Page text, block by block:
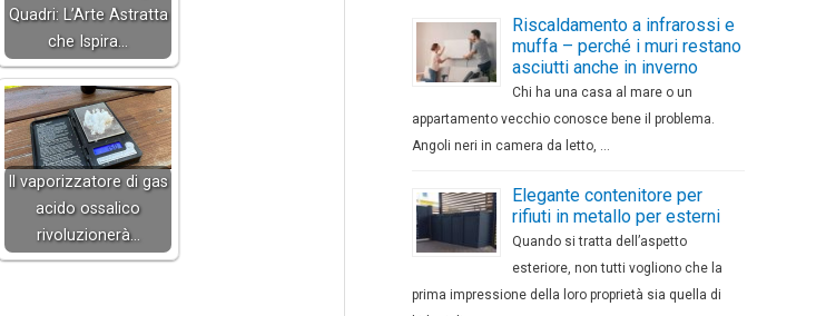
Quadri: L’Arte Astratta
che Ispira…
Il vaporizzatore di gas
acido ossalico
rivoluzionerà…
Riscaldamento a infrarossi e
muffa – perché i muri restano
asciutti anche in inverno
Chi ha una casa al mare o un
appartamento vecchio conosce bene il problema.
Angoli neri in camera da letto, …
Elegante contenitore per
rifiuti in metallo per esterni
Quando si tratta dell’aspetto
esteriore, non tutti vogliono che la
prima impressione della loro proprietà sia quella di